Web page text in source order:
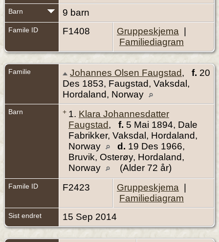
Barn 9 barn
Famile ID F1408 Gruppeskjema
Familiediagram
Familie Johannes Olsen Faugstad, f. 20
Des 1853, Faugstad, Vaksdal,
Hordaland, Norway
Barn + 1. Klara Johannesdatter
Faugstad, f. 5 Mai 1894, Dale
Fabrikker, Vaksdal, Hordaland,
Norway
d. 19 Des 1966,
Bruvik, Osterøy, Hordaland,
Norway
(Alder 72 år)
Famile ID F2423 Gruppeskjema
Familiediagram
Sist endret 15 Sep 2014